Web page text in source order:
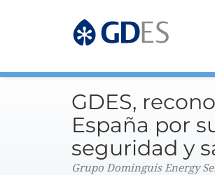
GDES,
España por
seguridad y
Grupo Dominguis Energy